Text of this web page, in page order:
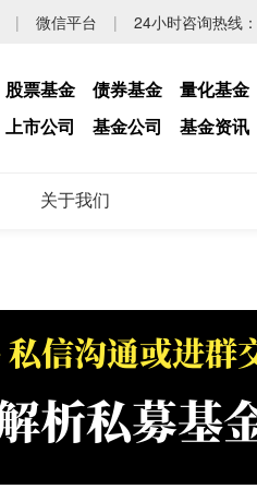
| 微信平台 | 24小时咨询热线：
股票基金 债券基金 量化基金
上市公司
基金公司 基金资讯
关于我们